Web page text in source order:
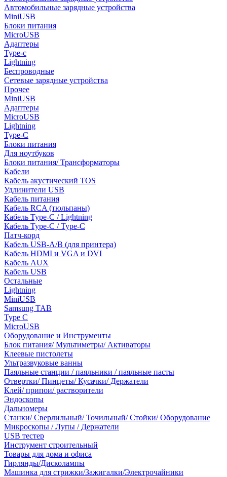
Автомобильные зарядные устройства
MiniUSB
Блоки питания
MicroUSB
Адаптеры
Type-c
Lightning
Беспроводные
Сетевые зарядные устройства
Прочее
MiniUSB
Адаптеры
MicroUSB
Lightning
Type-C
Блоки питания
Для ноутбуков
Блоки питания/ Трансформаторы
Кабели
Кабель акустический TOS
Удлинители USB
Кабель питания
Кабель RCA (тюльпаны)
Кабель Type-C / Lightning
Кабель Type-C / Type-C
Патч-корд
Кабель USB-A/B (для принтера)
Кабель HDMI и VGA и DVI
Кабель AUX
Кабель USB
Остальные
Lightning
MiniUSB
Samsung TAB
Type C
MicroUSB
Оборудование и Инструменты
Блок питания/ Мультиметры/ Активаторы
Клеевые пистолеты
Ультразвуковые ванны
Паяльные станции / паяльники / паяльные пасты
Отвертки/ Пинцеты/ Кусачки/ Держатели
Клей/ припои/ растворители
Эндоскопы
Дальномеры
Станки/ Сверлильный/ Точильный/ Стойки/ Оборудование
Микроскопы / Лупы / Держатели
USB тестер
Инструмент строительный
Товары для дома и офиса
Гирлянды/Дисколампы
Машинка для стрижки/Зажигалки/Электрочайники